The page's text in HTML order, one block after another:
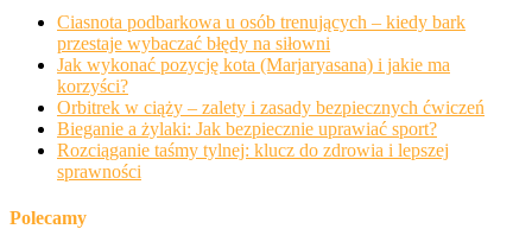
Ciasnota podbarkowa u osób trenujących – kiedy bark
przestaje wybaczać błędy na siłowni
Jak wykonać pozycję kota (Marjaryasana) i jakie ma
korzyści?
Orbitrek w ciąży – zalety i zasady bezpiecznych ćwiczeń
Bieganie a żylaki: Jak bezpiecznie uprawiać sport?
Rozciąganie taśmy tylnej: klucz do zdrowia i lepszej
sprawności
Polecamy